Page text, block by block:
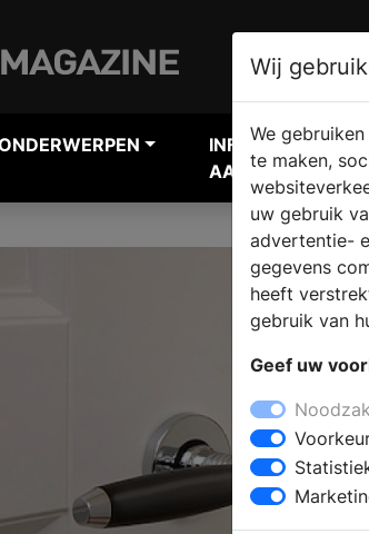
INFORMATIE
AANVRAGEN
Wij
We
te maken,
uw gebruik
advertentie-
gegevens
heeft
gebruik van
Geef uw